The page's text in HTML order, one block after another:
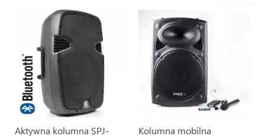
Aktywna kolumna SPJ-
Kolumna mobilna